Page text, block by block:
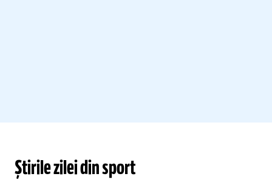
Știrile zilei din sport